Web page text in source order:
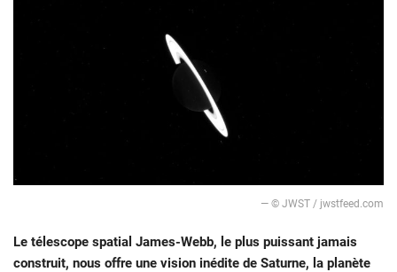
— © JWST / jwstfeed.com
Le télescope spatial James-Webb, le plus puissant jamais
construit, nous offre une vision inédite de Saturne, la planète